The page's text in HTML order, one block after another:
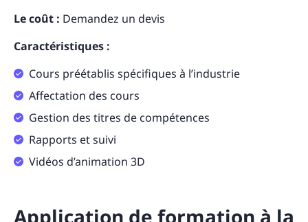
Le coût : Demandez un devis
Caractéristiques :
Cours préétablis spécifiques à l’industrie
Affectation des cours
Gestion des titres de compétences
Rapports et suivi
Vidéos d’animation 3D
Application de formation à la